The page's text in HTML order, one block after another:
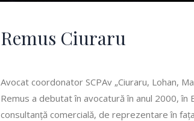
Remus Ciuraru
Avocat coordonator SCPAv „Ciuraru, Lohan,
Remus a debutat în avocatură în anul 2000,
consultanță comercială, de reprezentare în